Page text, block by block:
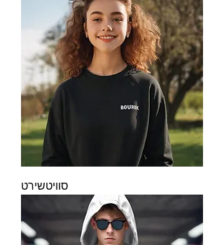
סוויטשירט